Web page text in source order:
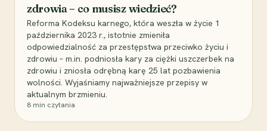
zdrowia – co musisz wiedzieć?
Reforma Kodeksu karnego, która weszła w życie 1
października 2023 r., istotnie zmieniła
odpowiedzialność za przestępstwa przeciwko życiu i
zdrowiu – m.in. podniosła kary za ciężki uszczerbek na
zdrowiu i zniosła odrębną karę 25 lat pozbawienia
wolności. Wyjaśniamy najważniejsze przepisy w
aktualnym brzmieniu.
8 min czytania